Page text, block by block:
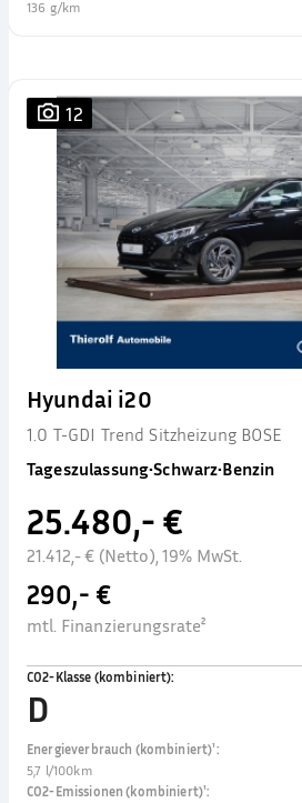
136 g/km
12
Hyundai i20
1.0 T-GDI Trend Sitzheizung BOSE
Tageszulassung•Schwarz•Benzin
25.480,- €
21.412,- € (Netto), 19% MwSt.
290,- €
mtl. Finanzierungsrate²
CO2-Klasse (kombiniert):
D
Energieverbrauch (kombiniert)¹:
5,7 l/100km
CO2-Emissionen (kombiniert)¹: